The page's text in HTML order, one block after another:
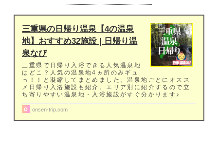
三重県の日帰り温泉【4の温泉
地】おすすめ32施設 | 日帰り温
泉なび
三重県で日帰り入浴できる人気温泉地
はどこ？人気の温泉地4ヵ所のみギュ
っ！！と凝縮してまとめました。温泉地ごとにオスス
メ日帰り入浴施設も紹介。エリア別に紹介するので立
ち寄りやすい温泉地・入浴施設がすぐ分かります♪
onsen-trip.com